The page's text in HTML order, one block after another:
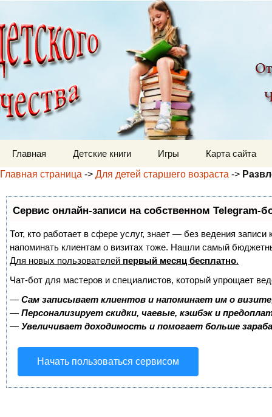
Детский мир
Главная Детские книги Игры
Карта сайта
Главная страница -> Для детей старшего возраста ->
Сервис онлайн-записи на собственном Telegram-
Тот, кто работает в сфере услуг, знает — без ведения
напоминать клиентам о визитах тоже. Нашли самый
Для новых пользователей первый месяц бесплатно.
Чат-бот для мастеров и специалистов, который упрощает
— Сам записывает клиентов и напоминает им о
— Персонализирует скидки, чаевые, кэшбэк и
— Увеличивает доходимость и помогает больше
Начать пользоваться сервисом